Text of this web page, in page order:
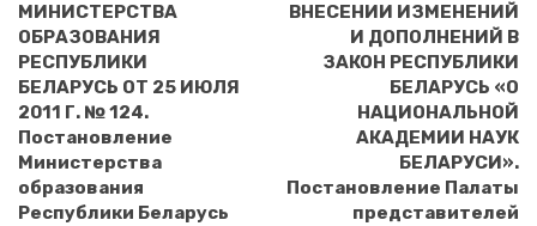
МИНИСТЕРСТВА
ОБРАЗОВАНИЯ
РЕСПУБЛИКИ
БЕЛАРУСЬ ОТ 25 ИЮЛЯ
2011 Г. № 124.
Постановление
Министерства
образования
Республики Беларусь
ВНЕСЕНИИ ИЗМЕНЕНИЙ
И ДОПОЛНЕНИЙ В
ЗАКОН РЕСПУБЛИКИ
БЕЛАРУСЬ «О
НАЦИОНАЛЬНОЙ
АКАДЕМИИ НАУК
БЕЛАРУСИ».
Постановление Палаты
представителей